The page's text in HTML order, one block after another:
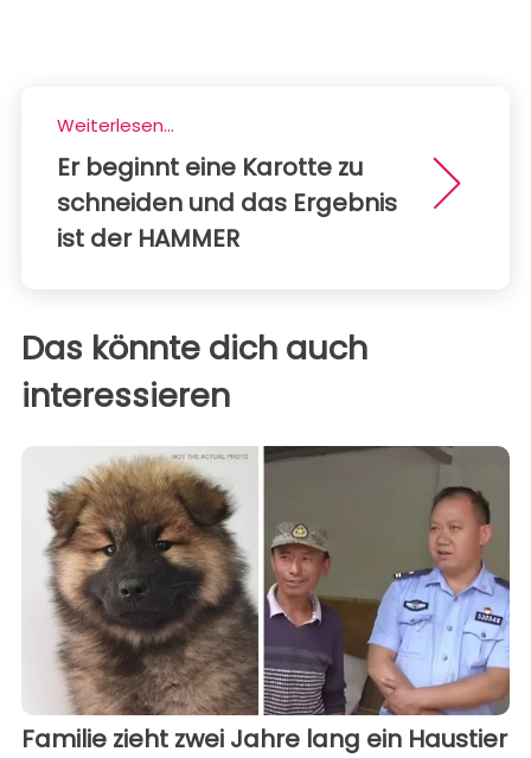
Weiterlesen...
Er beginnt eine Karotte zu
schneiden und das Ergebnis
ist der HAMMER
Das könnte dich auch
interessieren
Familie zieht zwei Jahre lang ein Haustier